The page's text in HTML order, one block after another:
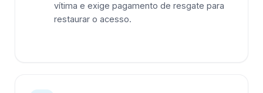
vítima e exige pagamento de resgate para
restaurar o acesso.